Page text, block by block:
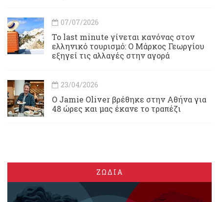
07/07/2026
Το last minute γίνεται κανόνας στον
ελληνικό τουρισμό: Ο Μάρκος Γεωργίου
εξηγεί τις αλλαγές στην αγορά
23/04/2026
Ο Jamie Oliver βρέθηκε στην Αθήνα για
48 ώρες και μας έκανε το τραπέζι
ΖΩΔΙΑ